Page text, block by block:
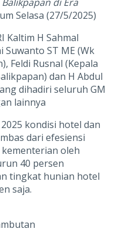
Selasa (27/5/2025)
Kaltim H Sahmal
ST ME (Wk
Feldi Rusnal (Kepala
dan H Abdul
dihadiri seluruh GM
lainnya
kondisi hotel dan
dari efesiensi
oleh
40 persen
tingkat hunian hotel
saja.